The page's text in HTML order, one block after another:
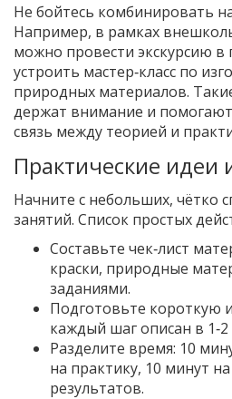
Не бойтесь комбинировать
Например, в рамках
можно провести экскурсию в
устроить мастер‑класс по
природных материалов.
держат внимание и
связь между теорией и
Практические идеи
Начните с небольших, чётко
занятий. Список простых
Составьте чек‑лист
краски, природные
заданиями.
Подготовьте короткую
каждый шаг описан в
Разделите время: 10
на практику, 10 минут
результатов.